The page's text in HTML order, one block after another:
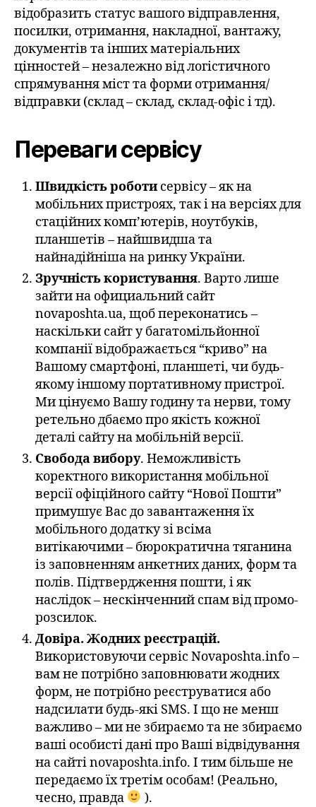
відобразить статус вашого відправлення,
посилки, отримання, накладної, вантажу,
документів та інших матеріальних
цінностей – незалежно від логістичного
спрямування міст та форми отримання/
відправки (склад – склад, склад-офіс і тд).
Переваги сервісу
Швидкість роботисервісу – як на
мобільних пристроях, так і на версіях для
стаційних комп’ютерів, ноутбуків,
планшетів – найшвидша та
найнадійніша на ринку України.
Зручність користування. Варто лише
зайти на официальний сайт
novaposhta.ua, щоб переконатись –
наскільки сайт у багатомільйонної
компанії відображається “криво” на
Вашому смартфоні, планшеті, чи будь-
якому іншому портативному пристрої.
Ми цінуємо Вашу годину та нерви, тому
ретельно дбаємо про якість кожної
деталі сайту на мобільній версії.
Свобода вибору. Неможливість
коректного використання мобільної
версії офіційного сайту “Нової Пошти”
примушує Вас до завантаження їх
мобільного додатку зі всіма
витікаючими – бюрократична тяганина
із заповненням анкетних даних, форм та
полів. Підтвердження пошти, і як
наслідок – нескінченний спам від промо-
розсилок.
Довіра. Жодних реєстрацій.
Використовуючи сервіс Novaposhta.info –
вам не потрібно заповнювати жодних
форм, не потрібно реєструватися або
надсилати будь-які SMS. І що не менш
важливо – ми не збираємо та не збираємо
ваші особисті дані про Ваші відвідування
на сайті novaposhta.info. І тим більше не
передаємо їх третім особам! (Реально,
чесно, правда
).